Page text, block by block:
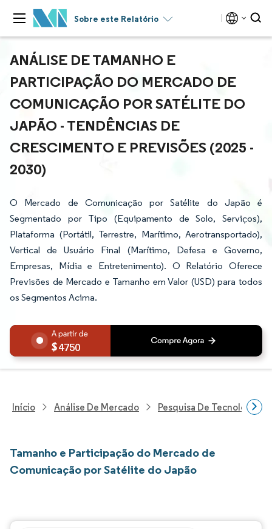
Sobre este Relatório
ANÁLISE DE TAMANHO E
PARTICIPAÇÃO DO MERCADO DE
COMUNICAÇÃO POR SATÉLITE DO
JAPÃO - TENDÊNCIAS DE
CRESCIMENTO E PREVISÕES (2025 -
2030)
O Mercado de Comunicação por Satélite do Japão é
Segmentado por Tipo (Equipamento de Solo, Serviços),
Plataforma (Portátil, Terrestre, Marítimo, Aerotransportado),
Vertical de Usuário Final (Marítimo, Defesa e Governo,
Empresas, Mídia e Entretenimento). O Relatório Oferece
Previsões de Mercado e Tamanho em Valor (USD) para todos
os Segmentos Acima.
4750
Início Análise De Mercado Pesquisa De Tecnologia,
Tamanho e Participação do Mercado de
Comunicação por Satélite do Japão